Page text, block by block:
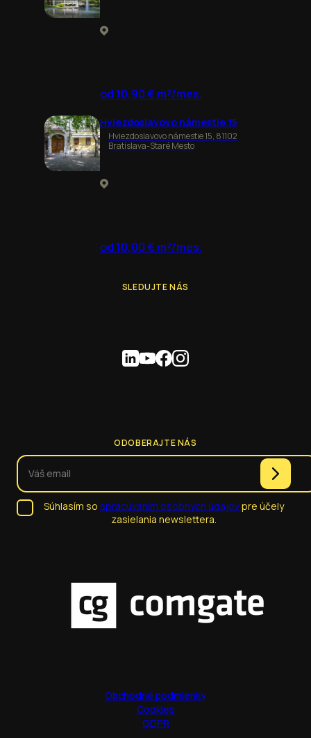
od 10,90 € m²/mes.
Hviezdoslavovo námestie 15
Hviezdoslavovo námestie 15, 81102
Bratislava-Staré Mesto
od 10,00 € m²/mes.
SLEDUJTE NÁS
ODOBERAJTE NÁS
Súhlasím so spracúvaním osobných údajovpre účely
zasielania newslettera.
Obchodné podmienky
Cookies
GDPR